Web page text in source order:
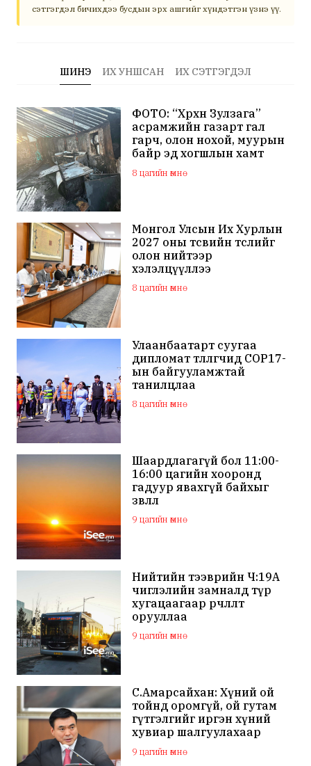
сэтгэгдэл бичихдээ бусдын эрх ашгийг хүндэтгэн үзнэ үү.
ШИНЭ ИХ УНШСАН ИХ СЭТГЭГДЭЛ
ФОТО: “Хөөрхөн Зулзага”
асрамжийн газарт гал
гарч, олон нохой, муурын
байр эд хогшлын хамт
шатжээ
8 цагийн өмнө
Монгол Улсын Их Хурлын
2027 оны төсвийн төслийг
олон нийтээр
хэлэлцүүллээ
8 цагийн өмнө
Улаанбаатарт суугаа
дипломат төлөөлөгчид COP17-
ын байгууламжтай
танилцлаа
8 цагийн өмнө
Шаардлагагүй бол 11:00-
16:00 цагийн хооронд
гадуур явахгүй байхыг
зөвлөлөө
9 цагийн өмнө
Нийтийн тээврийн Ч:19А
чиглэлийн замналд түр
хугацаагаар өөрчлөлт
орууллаа
9 цагийн өмнө
С.Амарсайхан: Хүний ой
тойнд оромгүй, ой гутам
гүтгэлгийг иргэн хүний
хувиар шалгуулахаар
хуулийн байгууллагад
хандсан
9 цагийн өмнө